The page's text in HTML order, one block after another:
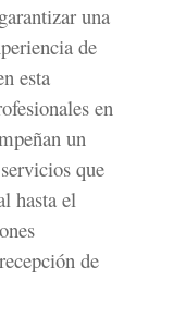
una
de
esta
en
un
que
hasta el
de